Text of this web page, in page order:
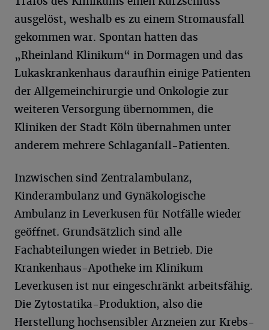
ausgelöst, weshalb es zu einem Stromausfall
gekommen war. Spontan hatten das
„Rheinland Klinikum“ in Dormagen und das
Lukaskrankenhaus daraufhin einige Patienten
der Allgemeinchirurgie und Onkologie zur
weiteren Versorgung übernommen, die
Kliniken der Stadt Köln übernahmen unter
anderem mehrere Schlaganfall-Patienten.
Inzwischen sind Zentralambulanz,
Kinderambulanz und Gynäkologische
Ambulanz in Leverkusen für Notfälle wieder
geöffnet. Grundsätzlich sind alle
Fachabteilungen wieder in Betrieb. Die
Krankenhaus-Apotheke im Klinikum
Leverkusen ist nur eingeschränkt arbeitsfähig.
Die Zytostatika-Produktion, also die
Herstellung hochsensibler Arzneien zur Krebs-